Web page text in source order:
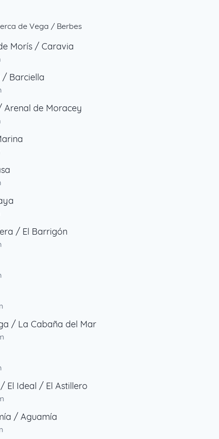
de Vega / Berbes
Morís / Caravia
/ Barciella
Arenal de Moracey
/ El Barrigón
/ La Cabaña del Mar
El Ideal / El Astillero
/ Aguamía